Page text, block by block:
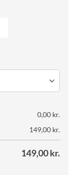
0,00 kr.
149,00 kr.
149,00kr.